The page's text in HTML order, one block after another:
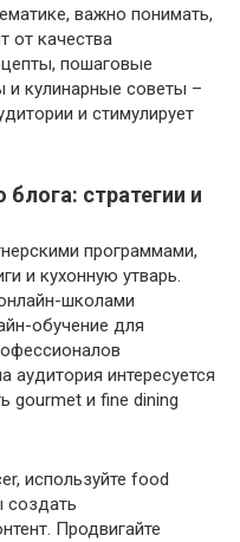
важно понимать,
от качества
пошаговые
и кулинарные советы –
и стимулирует
стратегии и
программами,
и кухонную утварь.
школами
обучение для
аудитория интересуется
gourmet и fine dining
используйте food
создать
Продвигайте